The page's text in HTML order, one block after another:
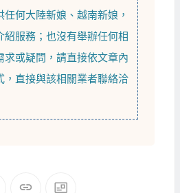
任何大陸新娘 、越南新娘 ，
紹服務；也沒有舉辦任何相
求或疑問，請直接依文章內
，直接與該相關業者聯絡洽